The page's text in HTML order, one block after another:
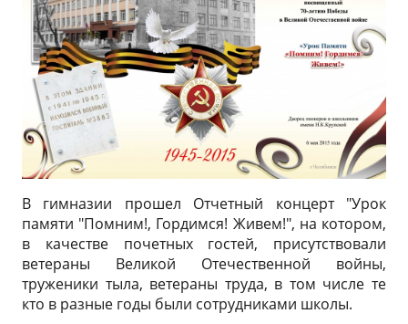
В гимназии прошел Отчетный концерт "Урок
памяти "Помним!, Гордимся! Живем!", на котором,
в качестве почетных гостей, присутствовали
ветераны Великой Отечественной войны,
труженики тыла, ветераны труда, в том числе те
кто в разные годы были сотрудниками школы.